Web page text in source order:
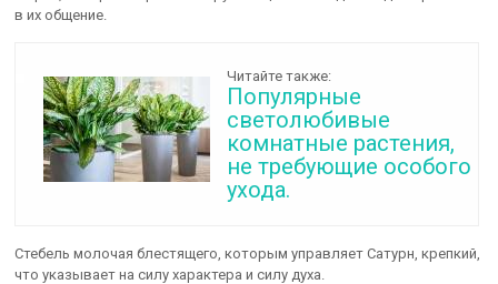
в их общение.
Читайте также:
Популярные
светолюбивые
комнатные растения,
не требующие особого
ухода.
Стебель молочая блестящего, которым управляет Сатурн, крепкий,
что указывает на силу характера и силу духа.